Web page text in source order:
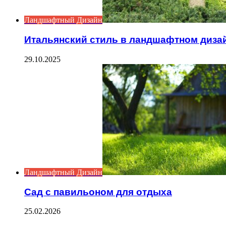
Ландшафтный Дизайн
Итальянский стиль в ландшафтном
29.10.2025
Ландшафтный Дизайн
Сад с павильоном для отдыха
25.02.2026